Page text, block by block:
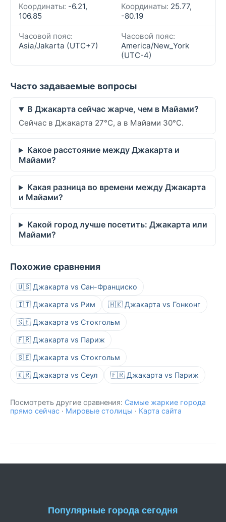
Координаты: -6.21,
106.85
Координаты: 25.77,
-80.19
Часовой пояс:
Asia/Jakarta (UTC+7)
Часовой пояс:
America/New_York
(UTC-4)
Часто задаваемые вопросы
В Джакарта сейчас жарче, чем в Майами?
Сейчас в Джакарта 27°C, а в Майами 30°C.
Какое расстояние между Джакарта и
Майами?
Какая разница во времени между Джакарта
и Майами?
Какой город лучше посетить: Джакарта или
Майами?
Похожие сравнения
🇺🇸 Джакарта vs Сан-Франциско
🇮🇹 Джакарта vs Рим 🇭🇰 Джакарта vs Гонконг
🇸🇪 Джакарта vs Стокгольм
🇫🇷 Джакарта vs Париж
🇸🇪 Джакарта vs Стокгольм
🇰🇷 Джакарта vs Сеул 🇫🇷 Джакарта vs Париж
Посмотреть другие сравнения: Самые жаркие города
прямо сейчас · Мировые столицы · Карта сайта
Популярные города сегодня